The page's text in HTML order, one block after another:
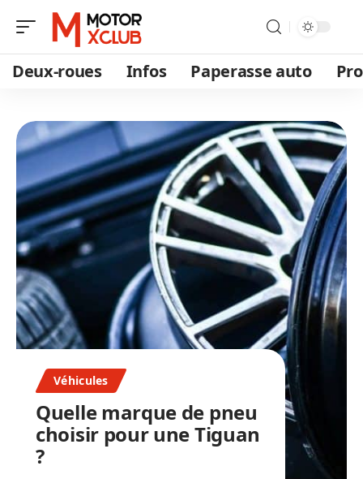
Deux-roues Infos Paperasse auto
Véhicules
Quelle marque de pneu
choisir pour une Tiguan
?